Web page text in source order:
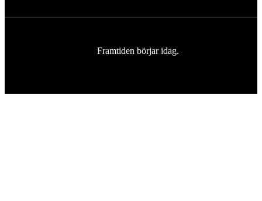
Framtiden börjar idag.